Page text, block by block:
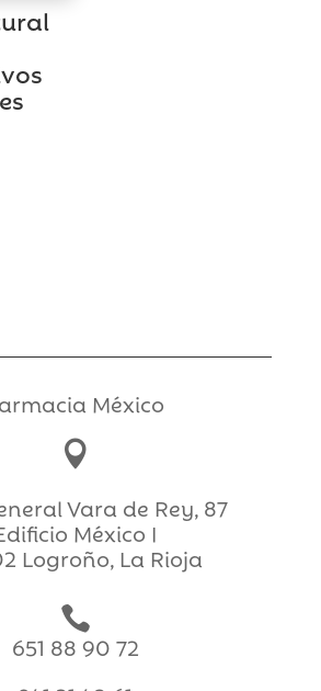
México

Vara de Rey, 87
México I
Logroño, La Rioja

651 88 90 72